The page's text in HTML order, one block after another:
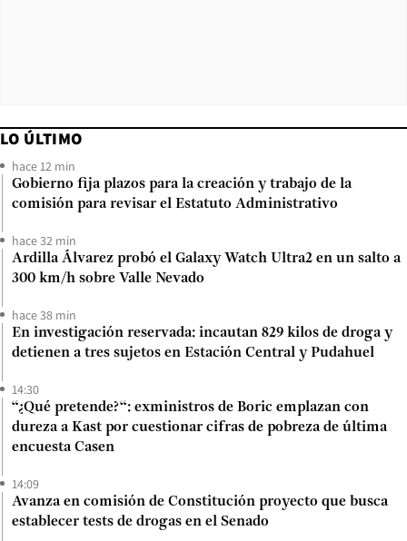
LO ÚLTIMO
hace 12 min
Gobierno fija plazos para la creación y trabajo de la
comisión para revisar el Estatuto Administrativo
hace 32 min
Ardilla Álvarez probó el Galaxy Watch Ultra2 en un salto a
300 km/h sobre Valle Nevado
hace 38 min
En investigación reservada: incautan 829 kilos de droga y
detienen a tres sujetos en Estación Central y Pudahuel
14:30
“¿Qué pretende?“: exministros de Boric emplazan con
dureza a Kast por cuestionar cifras de pobreza de última
encuesta Casen
14:09
Avanza en comisión de Constitución proyecto que busca
establecer tests de drogas en el Senado